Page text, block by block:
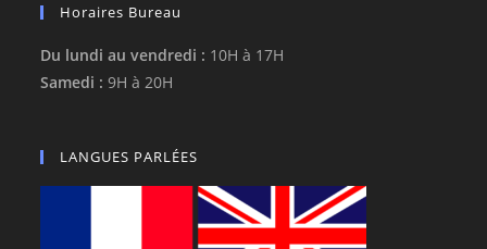
Horaires Bureau
Du lundi au vendredi : 10H à 17H
Samedi : 9H à 20H
LANGUES PARLÉES